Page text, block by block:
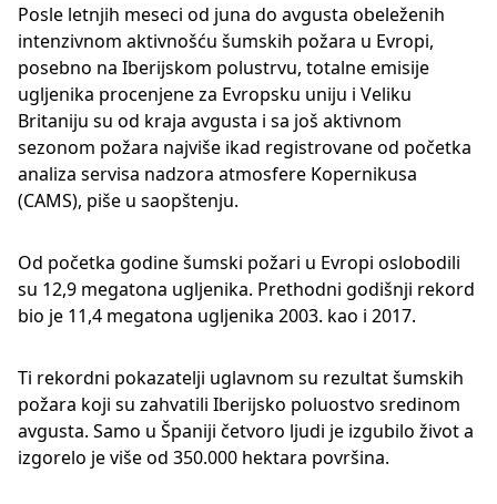
Posle letnjih meseci od juna do avgusta obeleženih
intenzivnom aktivnošću šumskih požara u Evropi,
posebno na Iberijskom polustrvu, totalne emisije
ugljenika procenjene za Evropsku uniju i Veliku
Britaniju su od kraja avgusta i sa još aktivnom
sezonom požara najviše ikad registrovane od početka
analiza servisa nadzora atmosfere Kopernikusa
(CAMS), piše u saopštenju.
Od početka godine šumski požari u Evropi oslobodili
su 12,9 megatona ugljenika. Prethodni godišnji rekord
bio je 11,4 megatona ugljenika 2003. kao i 2017.
Ti rekordni pokazatelji uglavnom su rezultat šumskih
požara koji su zahvatili Iberijsko poluostvo sredinom
avgusta. Samo u Španiji četvoro ljudi je izgubilo život a
izgorelo je više od 350.000 hektara površina.